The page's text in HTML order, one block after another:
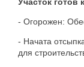
- Огорожен:
- Начата
для